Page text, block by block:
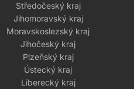
Středočeský kraj
Jihomoravský kraj
Moravskoslezský kraj
Jihočeský kraj
Plzeňský kraj
Ústecký kraj
Liberecký kraj